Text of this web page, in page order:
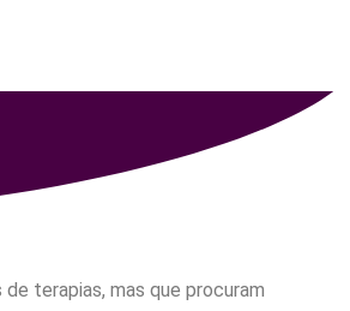
terapias, mas que procuram